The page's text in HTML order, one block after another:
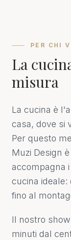
PER CHI
La
misura
La cucina è
casa, dove si
Per questo
Muzi Design
accompagna
cucina ideale:
fino al
Il nostro
minuti dal